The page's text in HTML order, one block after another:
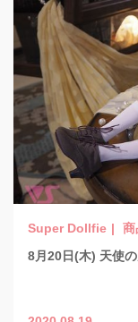
商
8月20日(木) 天使